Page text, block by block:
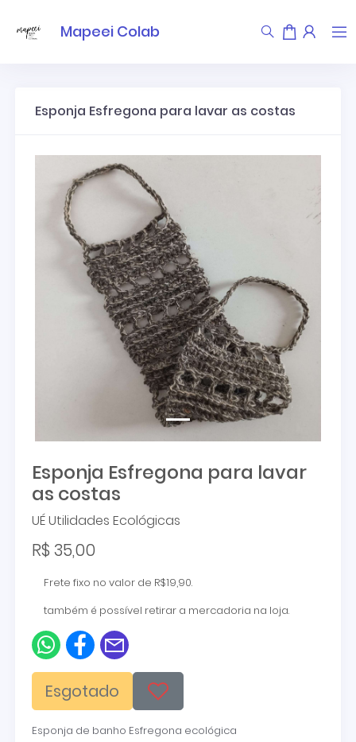
Mapeei Colab
Esponja Esfregona para lavar as costas
Esponja Esfregona para lavar
as costas
UÉ Utilidades Ecológicas
R$ 35,00
Frete fixo no valor de R$19,90.
também é possível retirar a mercadoria na loja.
Esgotado
Esponja de banho Esfregona ecológica